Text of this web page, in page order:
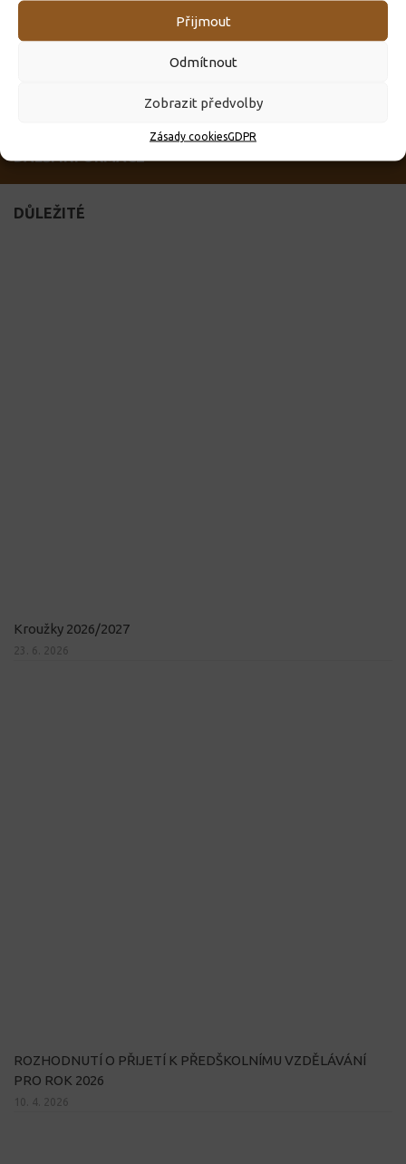
Přijmout
Odmítnout
Zobrazit předvolby
Zásady cookiesGDPR
Matematické hry
DALŠÍ INFORMACE
DŮLEŽITÉ
Kroužky 2026/2027
23. 6. 2026
ROZHODNUTÍ O PŘIJETÍ K PŘEDŠKOLNÍMU VZDĚLÁVÁNÍ
PRO ROK 2026
10. 4. 2026